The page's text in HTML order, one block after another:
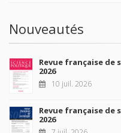
Nouveautés
Revue française de
2026
10 juil. 2026
Revue française de
2026